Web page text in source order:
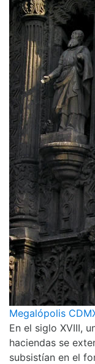
Megalópolis
En el siglo XVIII,
haciendas se
subsistían en el